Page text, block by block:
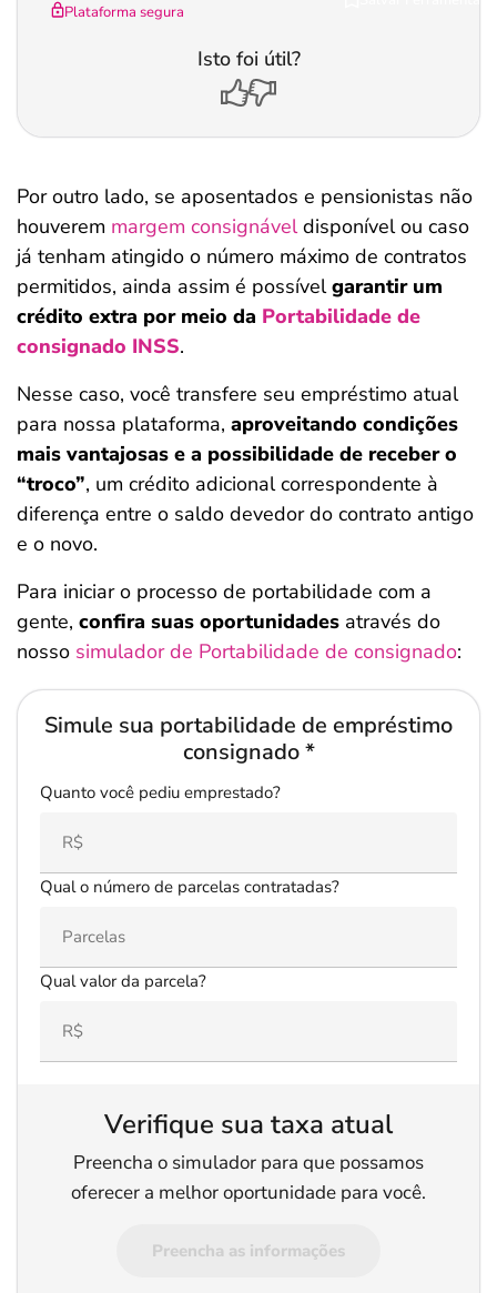
Plataforma segura
Isto foi útil?
Por outro lado, se aposentados e pensionistas não
houverem margem consignáveldisponível ou caso
já tenham atingido o número máximo de contratos
permitidos, ainda assim é possívelgarantir um
crédito extra por meio da Portabilidade de
consignado INSS.
Nesse caso, você transfere seu empréstimo atual
para nossa plataforma, aproveitando condições
mais vantajosas e a possibilidade de receber o
“troco”, um crédito adicional correspondente à
diferença entre o saldo devedor do contrato antigo
e o novo.
Para iniciar o processo de portabilidade com a
gente, confira suas oportunidades através do
nosso simulador de Portabilidade de consignado:
Simule sua portabilidade de empréstimo
consignado *
Quanto você pediu emprestado?
Qual o número de parcelas contratadas?
Qual valor da parcela?
Verifique sua taxa atual
Preencha o simulador para que possamos
oferecer a melhor oportunidade para você.
Preencha as informações